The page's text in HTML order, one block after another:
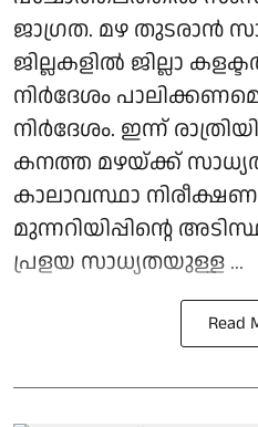
ജാഗ്രത. മഴ തുടരാന്‍
ജില്ലകളില്‍ ജില്ലാ
നിര്‍ദേശം
നിര്‍ദേശം. ഇന്ന്
കനത്ത മഴയ്ക്ക്
കാലാവസ്ഥാ നിരീക്ഷണ
മുന്നറിയിപ്പിന്റെ
പ്രളയ സാധ്യതയുള്ള ...
Read